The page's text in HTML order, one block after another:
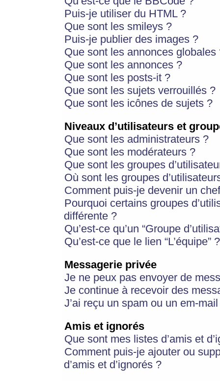
Puis-je utiliser du HTML ?
Que sont les smileys ?
Puis-je publier des images ?
Que sont les annonces globales
Que sont les annonces ?
Que sont les posts-it ?
Que sont les sujets verrouillés ?
Que sont les icônes de sujets ?
Niveaux d’utilisateurs et
Que sont les administrateurs ?
Que sont les modérateurs ?
Que sont les groupes
Où sont les groupes
Comment puis-je devenir un
Pourquoi certains groupes
différente ?
Qu’est-ce qu’un “Groupe
Qu’est-ce que le lien “L’équipe” ?
Messagerie privée
Je ne peux pas envoyer de
Je continue à recevoir des
J’ai reçu un spam ou un em-
Amis et ignorés
Que sont mes listes d’amis et
Comment puis-je ajouter ou
d’amis et d’ignorés ?